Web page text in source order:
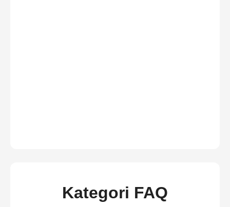
Kategori FAQ